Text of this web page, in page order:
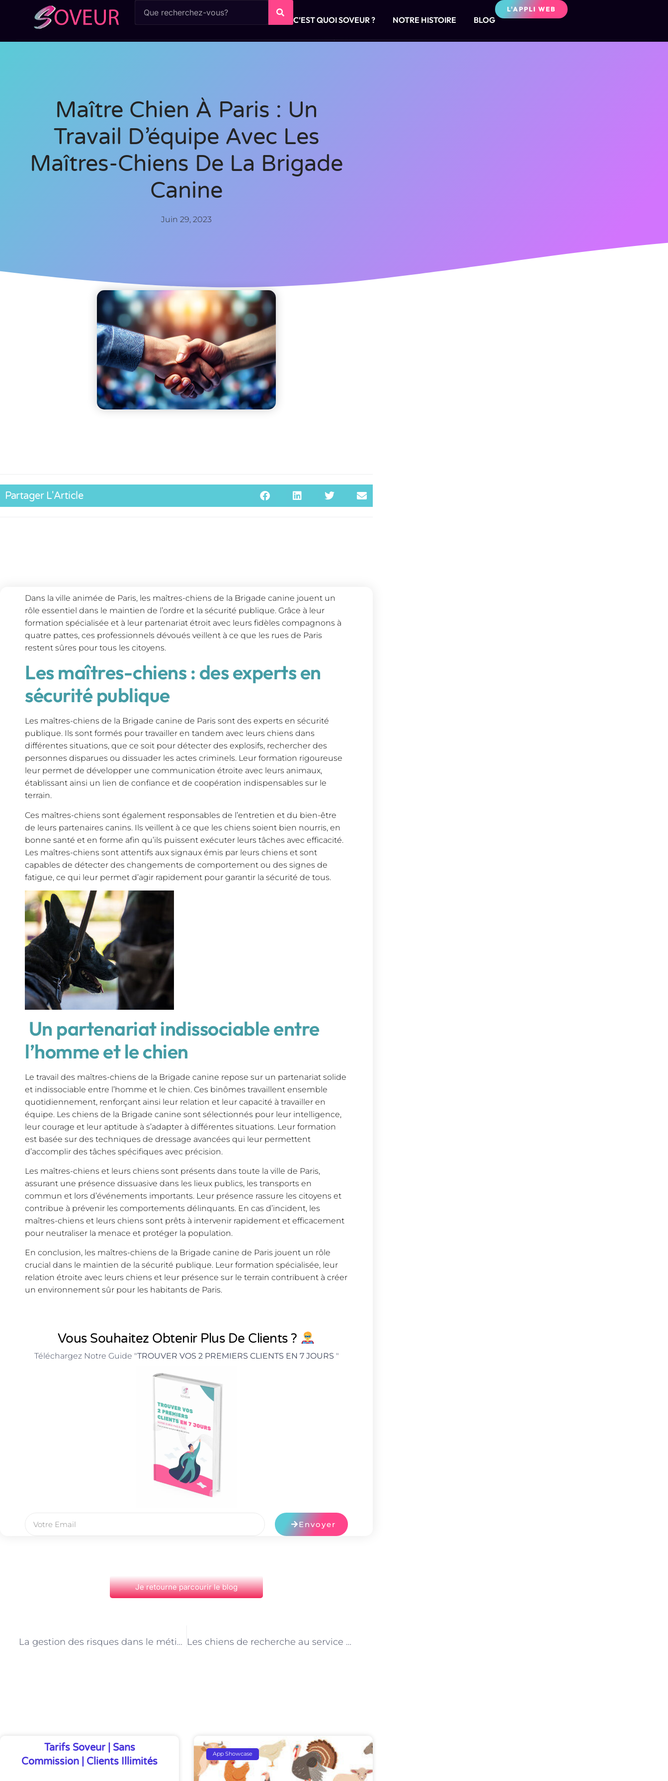
C’EST QUOI SOVEUR ? NOTRE HISTOIRE BLOG
L'APPLI WEB
Maître Chien À Paris : Un
Travail D’équipe Avec Les
Maîtres-Chiens De La Brigade
Canine
Juin 29, 2023
Partager L'Article
Dans la ville animée de Paris, les maîtres-chiens de la Brigade canine jouent un
rôle essentiel dans le maintien de l’ordre et la sécurité publique. Grâce à leur
formation spécialisée et à leur partenariat étroit avec leurs fidèles compagnons à
quatre pattes, ces professionnels dévoués veillent à ce que les rues de Paris
restent sûres pour tous les citoyens.
Les maîtres-chiens : des experts en
sécurité publique
Les maîtres-chiens de la Brigade canine de Paris sont des experts en sécurité
publique. Ils sont formés pour travailler en tandem avec leurs chiens dans
différentes situations, que ce soit pour détecter des explosifs, rechercher des
personnes disparues ou dissuader les actes criminels. Leur formation rigoureuse
leur permet de développer une communication étroite avec leurs animaux,
établissant ainsi un lien de confiance et de coopération indispensables sur le
terrain.
Ces maîtres-chiens sont également responsables de l’entretien et du bien-être
de leurs partenaires canins. Ils veillent à ce que les chiens soient bien nourris, en
bonne santé et en forme afin qu’ils puissent exécuter leurs tâches avec efficacité.
Les maîtres-chiens sont attentifs aux signaux émis par leurs chiens et sont
capables de détecter des changements de comportement ou des signes de
fatigue, ce qui leur permet d’agir rapidement pour garantir la sécurité de tous.
Un partenariat indissociable entre
l’homme et le chien
Le travail des maîtres-chiens de la Brigade canine repose sur un partenariat solide
et indissociable entre l’homme et le chien. Ces binômes travaillent ensemble
quotidiennement, renforçant ainsi leur relation et leur capacité à travailler en
équipe. Les chiens de la Brigade canine sont sélectionnés pour leur intelligence,
leur courage et leur aptitude à s’adapter à différentes situations. Leur formation
est basée sur des techniques de dressage avancées qui leur permettent
d’accomplir des tâches spécifiques avec précision.
Les maîtres-chiens et leurs chiens sont présents dans toute la ville de Paris,
assurant une présence dissuasive dans les lieux publics, les transports en
commun et lors d’événements importants. Leur présence rassure les citoyens et
contribue à prévenir les comportements délinquants. En cas d’incident, les
maîtres-chiens et leurs chiens sont prêts à intervenir rapidement et efficacement
pour neutraliser la menace et protéger la population.
En conclusion, les maîtres-chiens de la Brigade canine de Paris jouent un rôle
crucial dans le maintien de la sécurité publique. Leur formation spécialisée, leur
relation étroite avec leurs chiens et leur présence sur le terrain contribuent à créer
un environnement sûr pour les habitants de Paris.
Vous Souhaitez Obtenir Plus De Clients ?
Téléchargez Notre Guide "TROUVER VOS 2 PREMIERS CLIENTS EN 7 JOURS "
Envoyer
Je retourne parcourir le blog
La gestion des risques dans le métier de maître chien à Paris Les chiens de recherche au service des maîtres chiens à Paris
Tarifs Soveur | Sans
Commission | Clients Illimités
App Showcase